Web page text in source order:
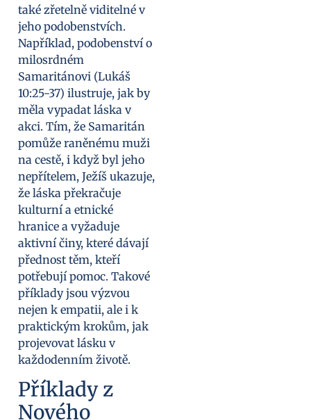
také zřetelně viditelné v
jeho podobenstvích.
Například, podobenství o
milosrdném
Samaritánovi (Lukáš
10:25-37) ilustruje, jak by
měla vypadat láska v
akci. Tím, že Samaritán
pomůže raněnému muži
na cestě, i když byl jeho
nepřítelem, Ježíš ukazuje,
že láska překračuje
kulturní a etnické
hranice a vyžaduje
aktivní činy, které dávají
přednost těm, kteří
potřebují pomoc. Takové
příklady jsou výzvou
nejen k empatii, ale i k
praktickým krokům, jak
projevovat lásku v
každodenním životě.
Příklady z
Nového